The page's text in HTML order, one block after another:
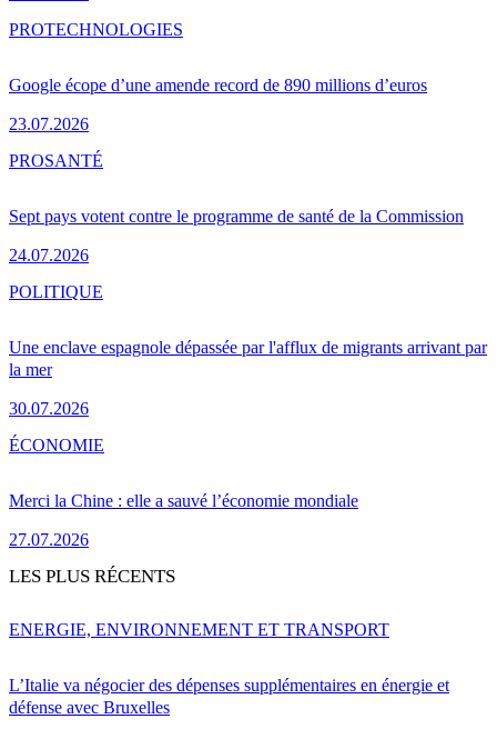
Google écope d’une amende record de 890 millions d’euros
23.07.2026
PROTECHNOLOGIES
Sept pays votent contre le programme de santé de la Commission
24.07.2026
PROSANTÉ
Une enclave espagnole dépassée par l'afflux de migrants arrivant par
la mer
30.07.2026
POLITIQUE
Merci la Chine : elle a sauvé l’économie mondiale
27.07.2026
ÉCONOMIE
LES PLUS RÉCENTS
L’Italie va négocier des dépenses supplémentaires en énergie et
défense avec Bruxelles
ENERGIE, ENVIRONNEMENT ET TRANSPORT